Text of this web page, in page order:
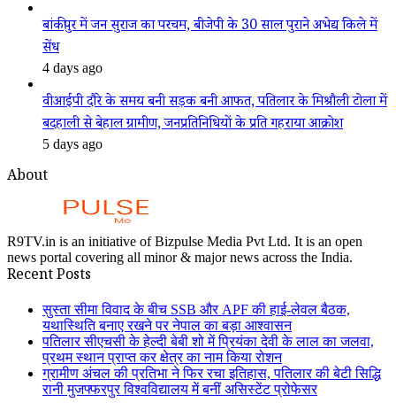
बांकीपुर में जन सुराज का परचम, बीजेपी के 30 साल पुराने अभेद्य किले में
सेंध
4 days ago
वीआईपी दौरे के समय बनी सड़क बनी आफत, पतिलार के मिश्रौली टोला में
बदहाली से बेहाल ग्रामीण, जनप्रतिनिधियों के प्रति गहराया आक्रोश
5 days ago
About
R9TV.in is an initiative of Bizpulse Media Pvt Ltd. It is an open
news portal covering all minor & major news across the India.
Recent Posts
सुस्ता सीमा विवाद के बीच SSB और APF की हाई-लेवल बैठक,
यथास्थिति बनाए रखने पर नेपाल का बड़ा आश्वासन
पतिलार सीएचसी के हेल्दी बेबी शो में प्रियंका देवी के लाल का जलवा,
प्रथम स्थान प्राप्त कर क्षेत्र का नाम किया रोशन
ग्रामीण अंचल की प्रतिभा ने फिर रचा इतिहास, पतिलार की बेटी सिद्धि
रानी मुजफ्फरपुर विश्वविद्यालय में बनीं असिस्टेंट प्रोफेसर